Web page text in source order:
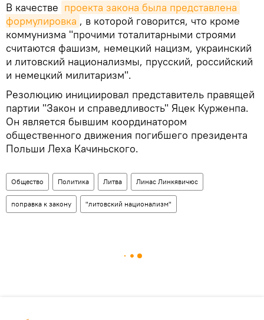
В качестве проекта закона была представлена
формулировка , в которой говорится, что кроме
коммунизма "прочими тоталитарными строями
считаются фашизм, немецкий нацизм, украинский
и литовский национализмы, прусский, российский
и немецкий милитаризм".
Резолюцию инициировал представитель правящей
партии "Закон и справедливость" Яцек Курженпа.
Он является бывшим координатором
общественного движения погибшего президента
Польши Леха Качиньского.
Общество Политика Литва Линас Линкявичюс
поправка к закону "литовский национализм"